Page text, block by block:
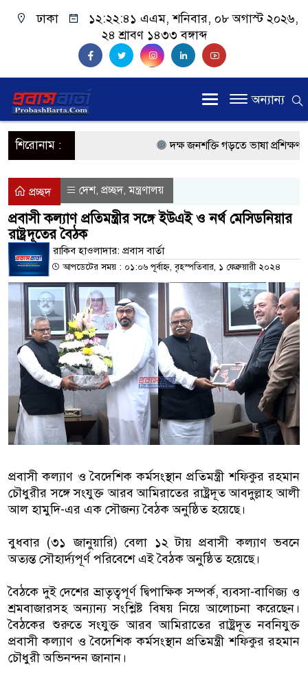
ঢাকা ১২:২২:৪১ এএম, শনিবার, ০৮ অগাস্ট ২০২৬,
২৪ শ্রাবণ ১৪৩৩ বঙ্গাব্দ
অন্যান্য
শিরোনাম : দক্ষ জনশক্তি গড়তে ভাষা প্রশিক্ষণ
প্রধানমন্ত্রী
প্রবাসী কল্যাণমন্ত্রী সিলেটের
মালয়েশিয়ায় কর্মী পাঠাতে রিক্রুটিং
মালয়েশিয়া বিমানবন্দরে ভুয়া ভিসায়
বাংলাদেশিরা
মালয়েশিয়ায় নথি জালিয়াতির
কুয়ালালামপুরে বিশেষ অভিযানে
আটক
ফেব্রুয়ারিতে নির্বাচন হবে বলে মনে
ইসলাম
আগামী নির্বাচনে প্রবাসীদের
প্রচ্ছদ দেশ, প্রচ্ছদ,মন্ত্রণালয়
প্রবাসী কল্যাণ প্রতিমন্ত্রীর সঙ্গে ইউএই ও নর্থ মেসিডনিয়ার
রাষ্ট্রদূতের বৈঠক
রাকিব হাওলাদার: প্রবাস বার্তা
আপডেটের সময় : ০১:০৬ পূর্বাহ্ন, বৃহস্পতিবার, ১ ফেব্রুয়ারী ২০২৪
প্রবাসী কল্যাণ ও বৈদেশিক কর্মসংস্থান প্রতিমন্ত্রী শফিকুর রহমান
চৌধুরীর সঙ্গে সংযুক্ত আরব আমিরাতের রাষ্ট্রদূত আবদুল্লাহ আলী
আল হামুদি-এর এক সৌজন্য বৈঠক অনুষ্ঠিত হয়েছে।
বুধবার (৩১ জানুয়ারি) বেলা ১২ টায় প্রবাসী কল্যাণ ভবনে
অত্যন্ত সৌহার্দ্যপূর্ণ পরিবেশে এই বৈঠক অনুষ্ঠিত হয়েছে।
বৈঠকে দুই দেশের ভ্রাতৃত্বপূর্ণ দ্বিপাক্ষিক সম্পর্ক, ব্যবসা-বাণিজ্য ও
শ্রমবাজারসহ অন্যান্য সংশ্লিষ্ট বিষয় নিয়ে আলোচনা করেছেন।
বৈঠকের শুরুতে সংযুক্ত আরব আমিরাতের রাষ্ট্রদূত নবনিযুক্ত
প্রবাসী কল্যাণ ও বৈদেশিক কর্মসংস্থান প্রতিমন্ত্রী শফিকুর রহমান
চৌধুরী অভিনন্দন জানান।